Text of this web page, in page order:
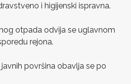
i higijenski ispravna.
otpada odvija se uglavnom
rejona.
površina obavlja se po